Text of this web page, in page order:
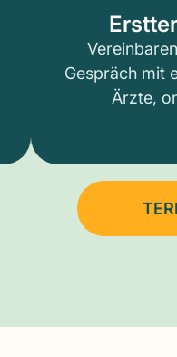
Gespräch mit
Ärzte,